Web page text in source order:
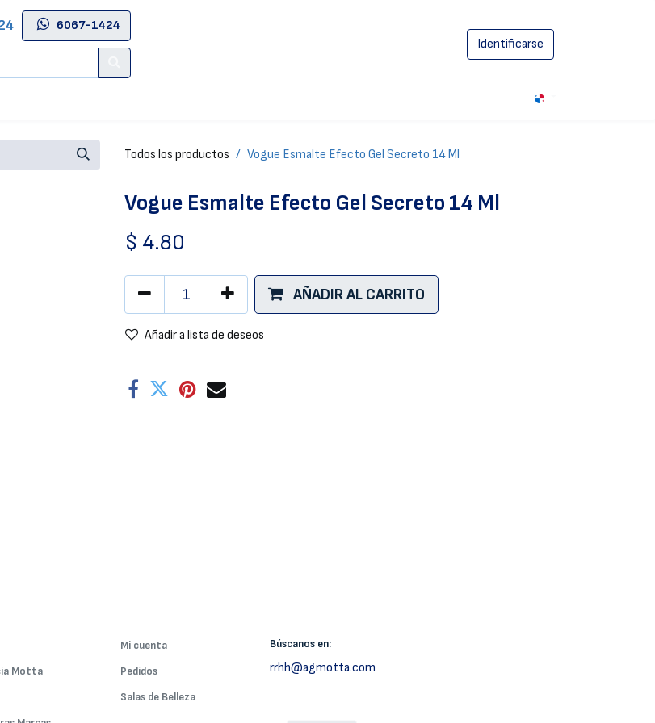
6067-1424
Identificarse
Todos los productos Vogue Esmalte Efecto Gel Secreto 14 Ml
Vogue Esmalte Efecto Gel Secreto 14 Ml
$ 4.80
AÑADIR AL CARRITO
Añadir a lista de deseos
Motta
Mi cuenta
Pedidos
Salas de Belleza
Búscanos en:
rrhh@agmotta.com